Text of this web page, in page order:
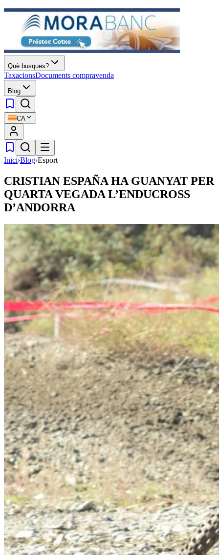
Què busques?
TaxacionsDocuments compravenda
Blog
CA
Inici›Blog›Esport
CRISTIAN ESPAÑA HA GUANYAT PER
QUARTA VEGADA L’ENDUCROSS
D’ANDORRA